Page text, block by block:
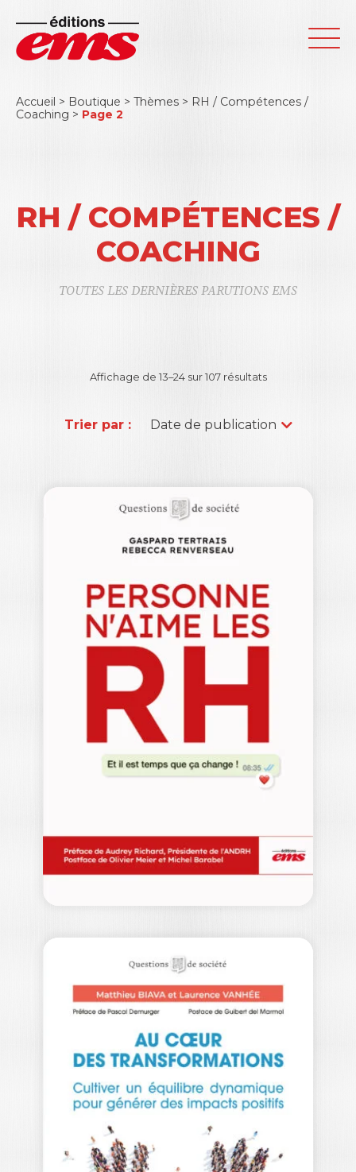
Accueil > Boutique > Thèmes > RH / Compétences /
Coaching > Page 2
RH / COMPÉTENCES /
COACHING
TOUTES LES DERNIÈRES PARUTIONS EMS
Affichage de 13–24 sur 107 résultats
Trier par :
PERSONNE N’AIME
LES RH